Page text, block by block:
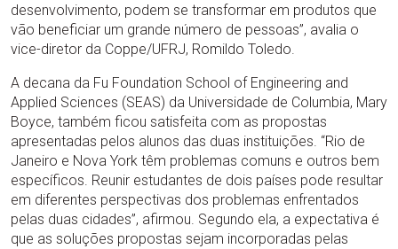
desenvolvimento, podem se transformar em produtos que
vão beneficiar um grande número de pessoas”, avalia o
vice-diretor da Coppe/UFRJ, Romildo Toledo.
A decana da Fu Foundation School of Engineering and
Applied Sciences (SEAS) da Universidade de Columbia, Mary
Boyce, também ficou satisfeita com as propostas
apresentadas pelos alunos das duas instituições. “Rio de
Janeiro e Nova York têm problemas comuns e outros bem
específicos. Reunir estudantes de dois países pode resultar
em diferentes perspectivas dos problemas enfrentados
pelas duas cidades”, afirmou. Segundo ela, a expectativa é
que as soluções propostas sejam incorporadas pelas